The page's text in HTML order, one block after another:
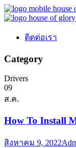
ติดต่อเรา
Category
Drivers
09
ส.ค.
How To Install
สิงหาคม 9, 2022